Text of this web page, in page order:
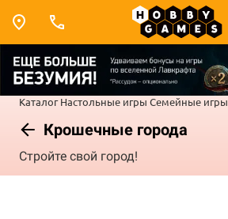
Каталог Настольные игры Семейные игры
Крошечные города
Стройте свой город!